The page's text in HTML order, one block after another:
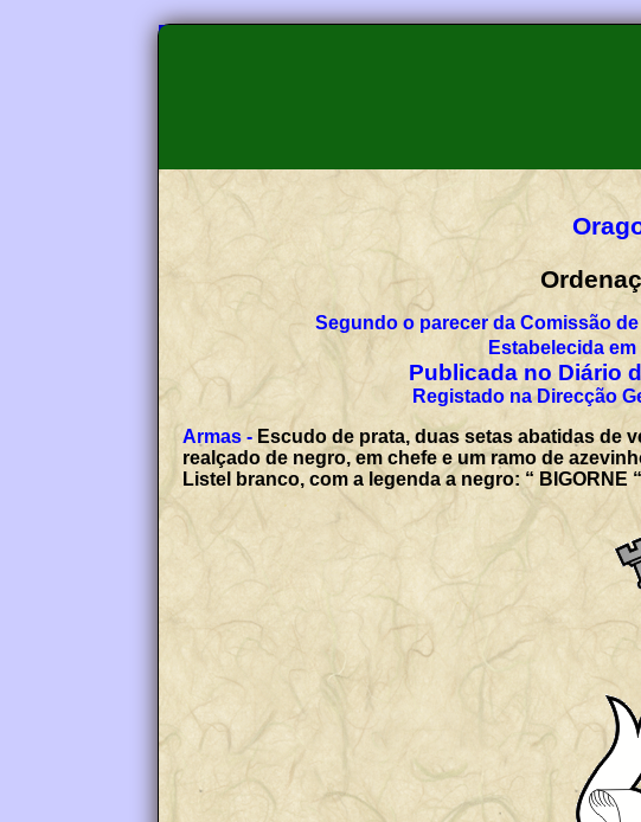
Segundo o parecer da Comissão
Estabelecida
Publicada no Diário
Registado na Direcção
Armas - Escudo de prata, duas setas abatidas de
realçado de negro, em chefe e um ramo de
Listel branco, com a legenda a negro: “ BIGORNE